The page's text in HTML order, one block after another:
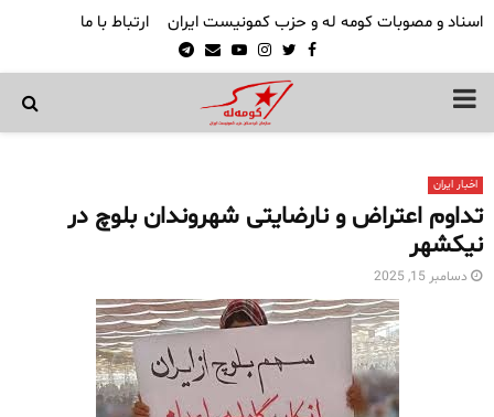
اسناد و مصوبات کومه له و حزب کمونیست ایران ارتباط با ما
Facebook
Twitter
Instagram
Youtube
Email
Telegram
PRIMARY
اخبار ایران
تداوم اعتراض و نارضایتی شهروندان بلوچ در
نیکشهر
دسامبر 15, 2025